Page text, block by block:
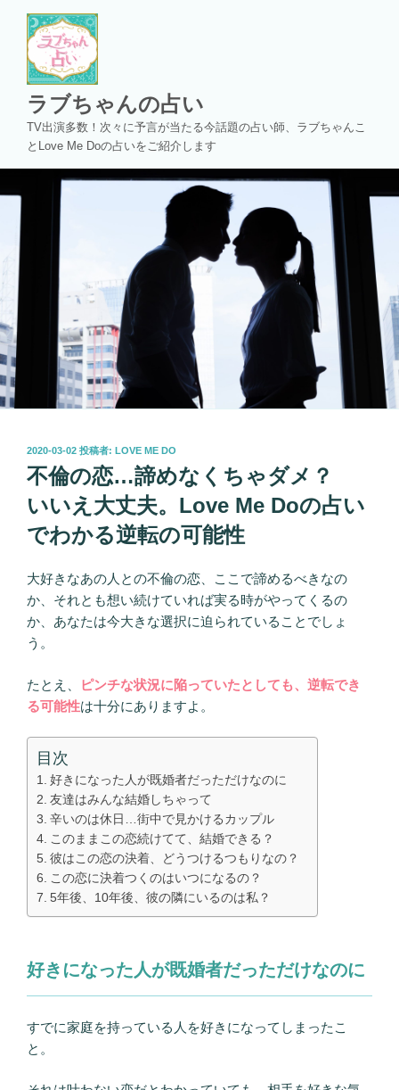
ラブちゃんの占い
TV出演多数！次々に予言が当たる今話題の占い師、ラブちゃんこ
とLove Me Doの占いをご紹介します
投
稿
日:
2020-03-02 投稿者: LOVE ME DO
不倫の恋…諦めなくちゃダメ？
いいえ大丈夫。Love Me Doの占い
でわかる逆転の可能性
大好きなあの人との不倫の恋、ここで諦めるべきなの
か、それとも想い続けていれば実る時がやってくるの
か、あなたは今大きな選択に迫られていることでしょ
う。
たとえ、
ピンチな状況に陥っていたとしても、逆転でき
る可能性は十分にありますよ。
目次
好きになった人が既婚者だっただけなのに
友達はみんな結婚しちゃって
辛いのは休日…街中で見かけるカップル
このままこの恋続けてて、結婚できる？
彼はこの恋の決着、どうつけるつもりなの？
この恋に決着つくのはいつになるの？
5年後、10年後、彼の隣にいるのは私？
好きになった人が既婚者だっただけなのに
すでに家庭を持っている人を好きになってしまったこ
と。